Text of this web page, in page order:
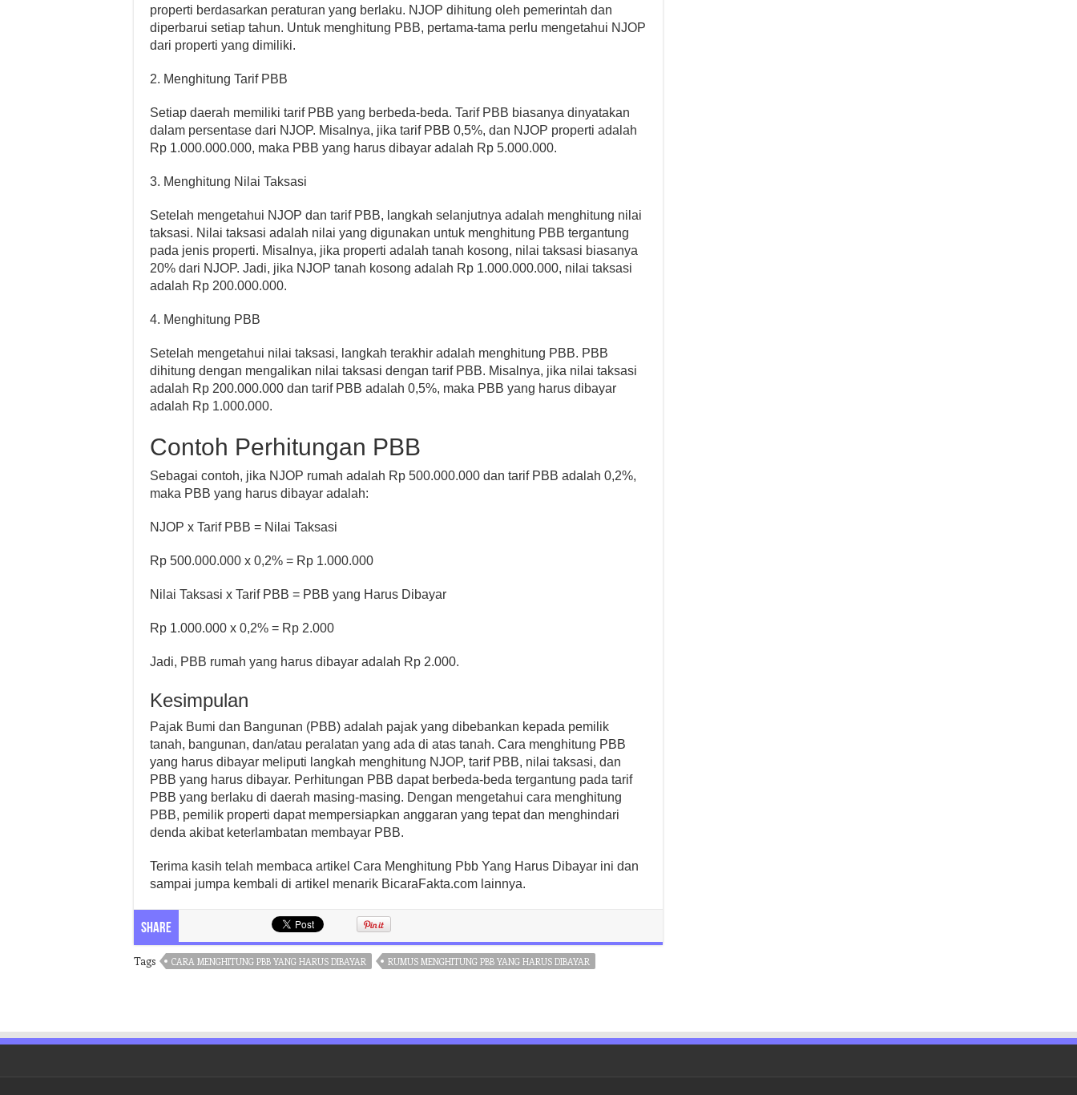
properti berdasarkan peraturan yang berlaku. NJOP dihitung oleh pemerintah dan
diperbarui setiap tahun. Untuk menghitung PBB, pertama-tama perlu mengetahui NJOP
dari properti yang dimiliki.
2. Menghitung Tarif PBB
Setiap daerah memiliki tarif PBB yang berbeda-beda. Tarif PBB biasanya dinyatakan
dalam persentase dari NJOP. Misalnya, jika tarif PBB 0,5%, dan NJOP properti adalah
Rp 1.000.000.000, maka PBB yang harus dibayar adalah Rp 5.000.000.
3. Menghitung Nilai Taksasi
Setelah mengetahui NJOP dan tarif PBB, langkah selanjutnya adalah menghitung nilai
taksasi. Nilai taksasi adalah nilai yang digunakan untuk menghitung PBB tergantung
pada jenis properti. Misalnya, jika properti adalah tanah kosong, nilai taksasi biasanya
20% dari NJOP. Jadi, jika NJOP tanah kosong adalah Rp 1.000.000.000, nilai taksasi
adalah Rp 200.000.000.
4. Menghitung PBB
Setelah mengetahui nilai taksasi, langkah terakhir adalah menghitung PBB. PBB
dihitung dengan mengalikan nilai taksasi dengan tarif PBB. Misalnya, jika nilai taksasi
adalah Rp 200.000.000 dan tarif PBB adalah 0,5%, maka PBB yang harus dibayar
adalah Rp 1.000.000.
Contoh Perhitungan PBB
Sebagai contoh, jika NJOP rumah adalah Rp 500.000.000 dan tarif PBB adalah 0,2%,
maka PBB yang harus dibayar adalah:
NJOP x Tarif PBB = Nilai Taksasi
Rp 500.000.000 x 0,2% = Rp 1.000.000
Nilai Taksasi x Tarif PBB = PBB yang Harus Dibayar
Rp 1.000.000 x 0,2% = Rp 2.000
Jadi, PBB rumah yang harus dibayar adalah Rp 2.000.
Kesimpulan
Pajak Bumi dan Bangunan (PBB) adalah pajak yang dibebankan kepada pemilik
tanah, bangunan, dan/atau peralatan yang ada di atas tanah. Cara menghitung PBB
yang harus dibayar meliputi langkah menghitung NJOP, tarif PBB, nilai taksasi, dan
PBB yang harus dibayar. Perhitungan PBB dapat berbeda-beda tergantung pada tarif
PBB yang berlaku di daerah masing-masing. Dengan mengetahui cara menghitung
PBB, pemilik properti dapat mempersiapkan anggaran yang tepat dan menghindari
denda akibat keterlambatan membayar PBB.
Terima kasih telah membaca artikel Cara Menghitung Pbb Yang Harus Dibayar ini dan
sampai jumpa kembali di artikel menarik BicaraFakta.com lainnya.
Share
Tags CARA MENGHITUNG PBB YANG HARUS DIBAYAR RUMUS MENGHITUNG PBB YANG HARUS DIBAYAR